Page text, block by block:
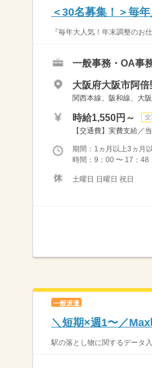
＜30名募集！＞毎
『毎年大人気！年末調整の
一般事務・OA事
大阪府大阪市阿倍
関西本線、阪和線、大
時給1,550円～ 交
【交通費】実費支給
期間：1ヵ月以上3ヵ
時間：9：00 〜 17：48
土曜日 日曜日 祝日
一般派遣
＼短期×週1〜／
駅の落とし物に関するデータ